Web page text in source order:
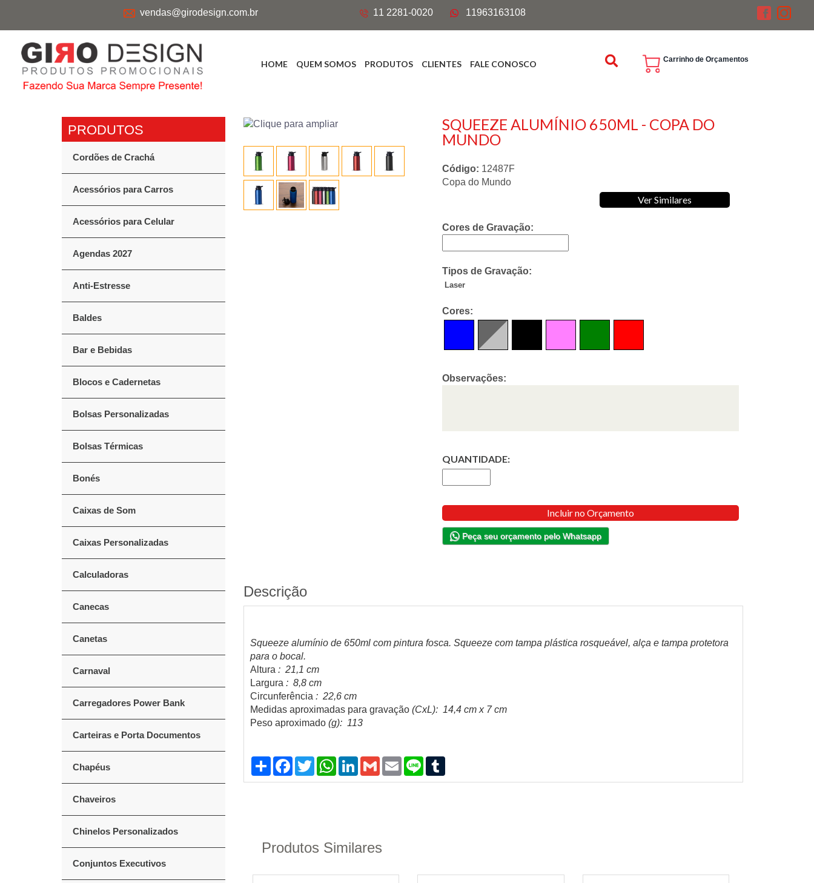
vendas@girodesign.com.br 11 2281-0020 11963163108
HOME QUEM SOMOS PRODUTOS CLIENTES FALE CONOSCO Carrinho de Orçamentos
Cordões de Crachá
Acessórios para Carros
Acessórios para Celular
Agendas 2027
Anti-Estresse
Baldes
Bar e Bebidas
Blocos e Cadernetas
Bolsas Personalizadas
Bolsas Térmicas
Bonés
Caixas de Som
Caixas Personalizadas
Calculadoras
Canecas
Canetas
Carnaval
Carregadores Power Bank
Carteiras e Porta Documentos
Chapéus
Chaveiros
Chinelos Personalizados
Conjuntos Executivos
SQUEEZE ALUMÍNIO 650ML - COPA DO
MUNDO
Código: 12487F
Copa do Mundo
Ver Similares
Cores de Gravação:
Tipos de Gravação:
Laser
Cores:
Observações:
QUANTIDADE:
Incluir no Orçamento
Peça seu orçamento pelo Whatsapp
Descrição
Squeeze alumínio de 650ml com pintura fosca. Squeeze com tampa plástica rosqueável, alça e tampa protetora
para o bocal.
Altura : 21,1 cm
Largura : 8,8 cm
Circunferência : 22,6 cm
Medidas aproximadas para gravação (CxL): 14,4 cm x 7 cm
Peso aproximado (g): 113
Compartilhar
Facebook
TwitterWhatsApp
LinkedIn
GmailEmailLine
Produtos Similares